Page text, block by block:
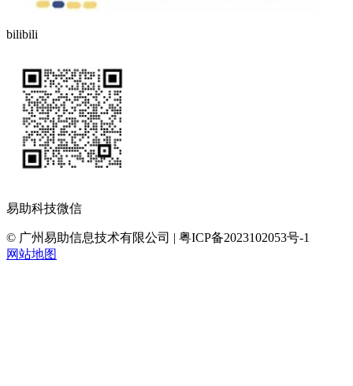
bilibili
易助科技微信
© 广州易助信息技术有限公司 | 粤ICP备2023102053号-1
网站地图